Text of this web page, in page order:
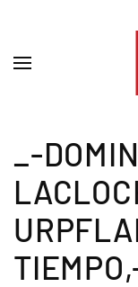
_-